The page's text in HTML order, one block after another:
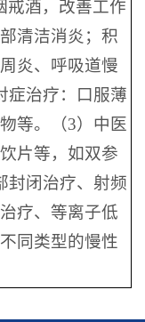
戒酒，改善工作
清洁消炎；积
炎、呼吸道慢
症治疗：口服薄
等。（3）中医
片等，如双参
封闭治疗、射频
疗、等离子低
同类型的慢性